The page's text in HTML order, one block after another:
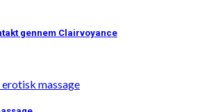
gennem Clairvoyance